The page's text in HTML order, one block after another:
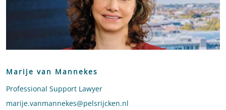
Marije van Mannekes
Professional Support Lawyer
Stuur een e-mail naar Marije van Mannekes
marije.vanmannekes@pelsrijcken.nl